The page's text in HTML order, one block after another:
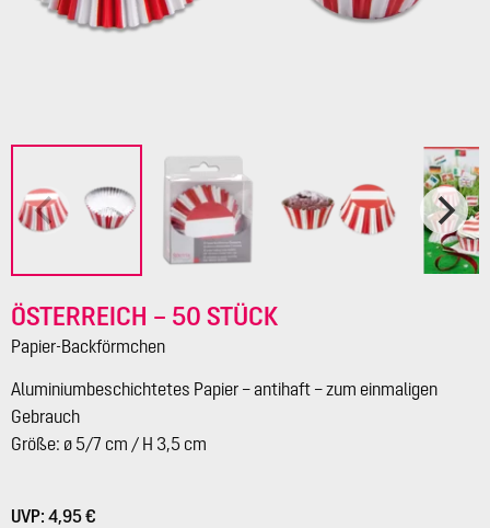
ÖSTERREICH – 50 STÜCK
Papier-Backförmchen
Aluminiumbeschichtetes Papier – antihaft – zum einmaligen
Gebrauch
Größe: ø 5/7 cm / H 3,5 cm
UVP: 4,95 €